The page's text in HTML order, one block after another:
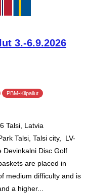
3.-6.9.2026
PBM-Kilpailut
Talsi, Latvia
Talsi, Talsi city, LV-
Devinkalni Disc Golf
are placed in
medium difficulty and is
a higher...